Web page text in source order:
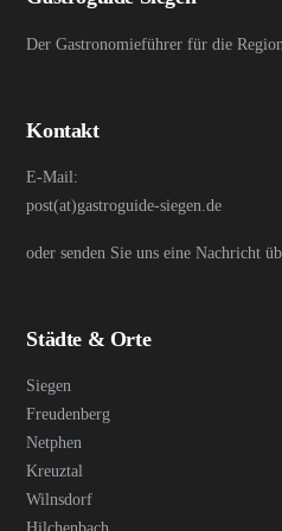
Der Gastronomieführer für die
Kontakt
E-Mail:
post(at)gastroguide-siegen.de
oder senden Sie uns eine Nachricht
Städte & Orte
Siegen
Freudenberg
Netphen
Kreuztal
Wilnsdorf
Hilchenbach